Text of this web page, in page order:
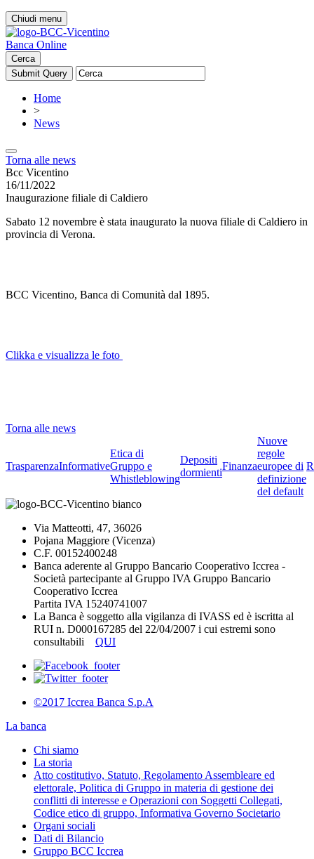
Chiudi menu
Banca Online
Cerca
Home
>
News
Torna alle news
Bcc Vicentino
16/11/2022
Inaugurazione filiale di Caldiero
Sabato 12 novembre è stata inaugurato la nuova filiale di Caldiero in
provincia di Verona.
BCC Vicentino, Banca di Comunità dal 1895.
Clikka e visualizza le foto
Torna alle news
TrasparenzaInformative
Etica di
Gruppo e
Whistleblowing
Depositi
dormienti
Finanza
Nuove
regole
europee di
definizione
del default
Via Matteotti, 47, 36026
Pojana Maggiore (Vicenza)
C.F. 00152400248
Banca aderente al Gruppo Bancario Cooperativo Iccrea -
Società partecipante al Gruppo IVA Gruppo Bancario
Cooperativo Iccrea
Partita IVA 15240741007
La Banca è soggetto alla vigilanza di IVASS ed è iscritta al
RUI n. D000167285 del 22/04/2007 i cui estremi sono
consultabili QUI
©2017 Iccrea Banca S.p.A
La banca
Chi siamo
La storia
Atto costitutivo, Statuto, Regolamento Assembleare ed
elettorale, Politica di Gruppo in materia di gestione dei
conflitti di interesse e Operazioni con Soggetti Collegati,
Codice etico di gruppo, Informativa Governo Societario
Organi sociali
Dati di Bilancio
Gruppo BCC Iccrea